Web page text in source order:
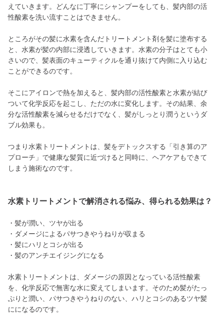
えていきます。どんなに丁寧にシャンプーをしても、髪内部の活
性酸素を洗い流すことはできません。
ところがその髪に水素を含んだトリートメント剤を髪に塗布する
と、水素が髪の内部に浸透していきます。水素の分子はとても小
さいので、髪表面のキューティクルを通り抜けて内側に入り込む
ことができるのです。
そこにアイロンで熱を加えると、髪内部の活性酸素と水素が結び
ついて化学反応を起こし、ただの水に変化します。その結果、余
分な活性酸素を減らせるだけでなく、髪がしっとり潤うというダ
ブル効果も。
つまり水素トリートメントは、髪をデトックスする「引き算のア
プローチ」で健康な髪質に近づけると同時に、ヘアケアもできて
しまう施術なのです。
水素トリートメントで解消される悩み、得られる効果は？
・髪が潤い、ツヤが出る
・ダメージによるパサつきやうねりが収まる
・髪にハリとコシが出る
・髪のアンチエイジングになる
水素トリートメントは、ダメージの原因となっている活性酸素
を、化学反応で無害な水に変えてしまいます。そのため髪がたっ
ぷりと潤い、パサつきやうねりのない、ハリとコシのあるツヤ髪
にになるのです。